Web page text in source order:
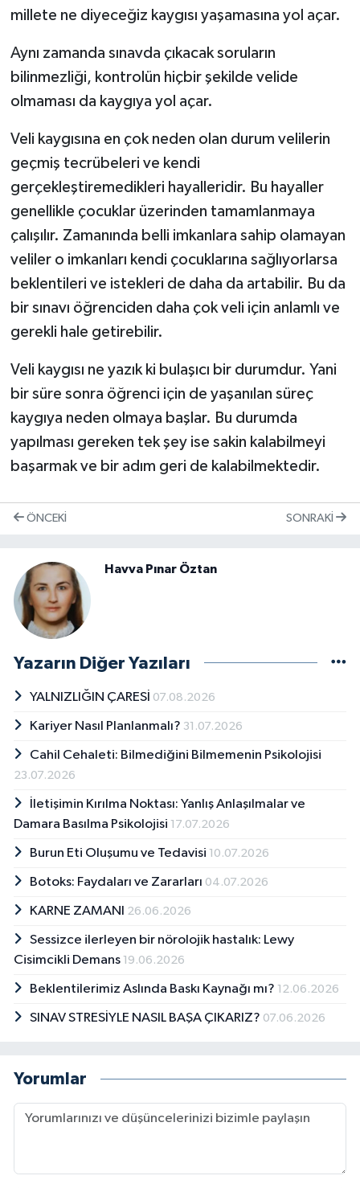
millete ne diyeceğiz kaygısı yaşamasına yol açar.
Aynı zamanda sınavda çıkacak soruların
bilinmezliği, kontrolün hiçbir şekilde velide
olmaması da kaygıya yol açar.
Veli kaygısına en çok neden olan durum velilerin
geçmiş tecrübeleri ve kendi
gerçekleştiremedikleri hayalleridir. Bu hayaller
genellikle çocuklar üzerinden tamamlanmaya
çalışılır. Zamanında belli imkanlara sahip olamayan
veliler o imkanları kendi çocuklarına sağlıyorlarsa
beklentileri ve istekleri de daha da artabilir. Bu da
bir sınavı öğrenciden daha çok veli için anlamlı ve
gerekli hale getirebilir.
Veli kaygısı ne yazık ki bulaşıcı bir durumdur. Yani
bir süre sonra öğrenci için de yaşanılan süreç
kaygıya neden olmaya başlar. Bu durumda
yapılması gereken tek şey ise sakin kalabilmeyi
başarmak ve bir adım geri de kalabilmektedir.
ÖNCEKI SONRAKI
Havva Pınar Öztan
Yazarın Diğer Yazıları
YALNIZLIĞIN ÇARESİ 07.08.2026
Kariyer Nasıl Planlanmalı? 31.07.2026
Cahil Cehaleti: Bilmediğini Bilmemenin Psikolojisi
23.07.2026
İletişimin Kırılma Noktası: Yanlış Anlaşılmalar ve
Damara Basılma Psikolojisi 17.07.2026
Burun Eti Oluşumu ve Tedavisi 10.07.2026
Botoks: Faydaları ve Zararları 04.07.2026
KARNE ZAMANI 26.06.2026
Sessizce ilerleyen bir nörolojik hastalık: Lewy
Cisimcikli Demans 19.06.2026
Beklentilerimiz Aslında Baskı Kaynağı mı? 12.06.2026
SINAV STRESİYLE NASIL BAŞA ÇIKARIZ? 07.06.2026
Yorumlar